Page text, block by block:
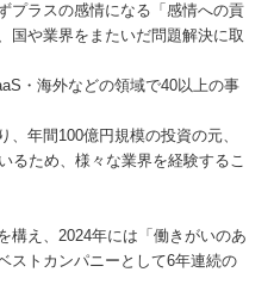
プラスの感情になる「感情への貢
国や業界をまたいだ問題解決に取
・海外などの領域で40以上の事
年間100億円規模の投資の元、
るため、様々な業界を経験するこ
構え、2024年には「働きがいのあ
ストカンパニーとして6年連続の